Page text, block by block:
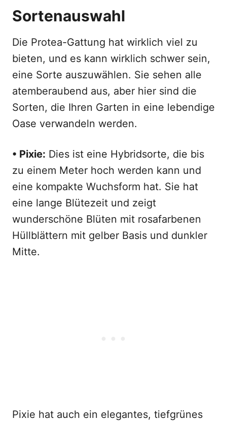
Sortenauswahl
Die Protea-Gattung hat wirklich viel zu
bieten, und es kann wirklich schwer sein,
eine Sorte auszuwählen. Sie sehen alle
atemberaubend aus, aber hier sind die
Sorten, die Ihren Garten in eine lebendige
Oase verwandeln werden.
• Pixie: Dies ist eine Hybridsorte, die bis
zu einem Meter hoch werden kann und
eine kompakte Wuchsform hat. Sie hat
eine lange Blütezeit und zeigt
wunderschöne Blüten mit rosafarbenen
Hüllblättern mit gelber Basis und dunkler
Mitte.
Pixie hat auch ein elegantes, tiefgrünes